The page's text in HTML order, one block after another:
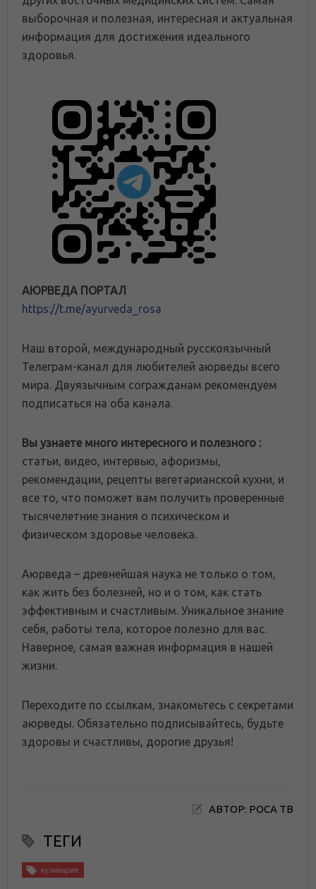
выборочная и полезная, интересная и актуальная
информация для достижения идеального
здоровья.
АЮРВЕДА ПОРТАЛ
https://t.me/ayurveda_rosa
Наш второй, международный русскоязычный
Телеграм-канал для любителей аюрведы всего
мира. Двуязычным согражданам рекомендуем
подписаться на оба канала.
Вы узнаете много интересного и полезного :
статьи, видео, интервью, афоризмы,
рекомендации, рецепты вегетарианской кухни, и
все то, что поможет вам получить проверенные
тысячелетние знания о психическом и
физическом здоровье человека.
Аюрведа – древнейшая наука не только о том,
как жить без болезней, но и о том, как стать
эффективным и счастливым. Уникальное знание
себя, работы тела, которое полезно для вас.
Наверное, самая важная информация в нашей
жизни.
Переходите по ссылкам, знакомьтесь с секретами
аюрведы. Обязательно подписывайтесь, будьте
здоровы и счастливы, дорогие друзья!
АВТОР: РОСА ТВ
ТЕГИ
кулинария